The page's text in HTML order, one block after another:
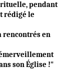
pendant
rédigé le
rencontrés en
son Église !"